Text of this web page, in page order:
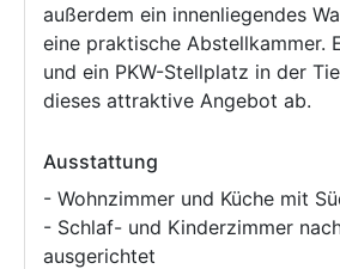
außerdem ein innenliegendes
eine praktische Abstellkammer.
und ein PKW-Stellplatz in der
dieses attraktive Angebot ab.
Ausstattung
- Wohnzimmer und Küche mit
- Schlaf- und Kinderzimmer
ausgerichtet